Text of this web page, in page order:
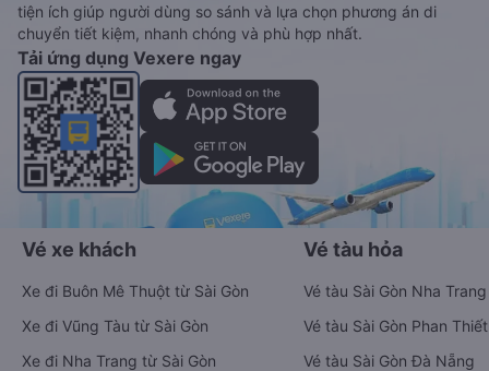
tiện ích giúp người dùng so sánh và lựa chọn phương án di
chuyển tiết kiệm, nhanh chóng và phù hợp nhất.
Tải ứng dụng Vexere ngay
Vé xe khách
Xe đi Buôn Mê Thuột từ Sài Gòn
Xe đi Vũng Tàu từ Sài Gòn
Xe đi Nha Trang từ Sài Gòn
Vé tàu hỏa
Vé tàu Sài Gòn Nha Trang
Vé tàu Sài Gòn Phan Thiết
Vé tàu Sài Gòn Đà Nẵng